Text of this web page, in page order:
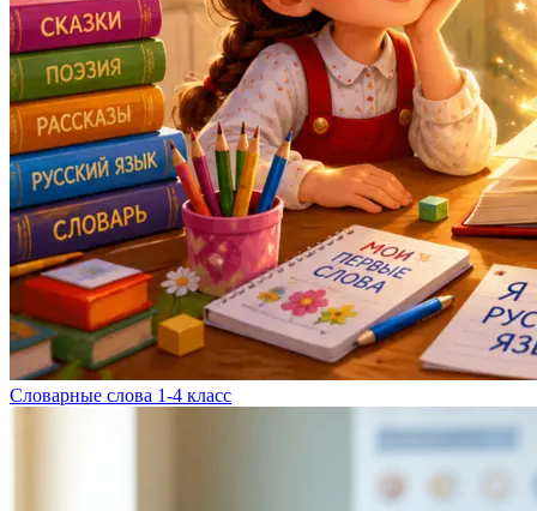
Словарные слова 1-4 класс